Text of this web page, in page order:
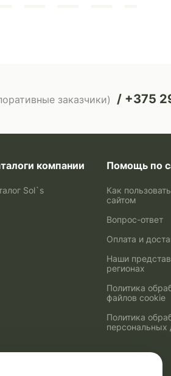
заказчики) +375
компании
Sol`s
Помощь по
Как
сайтом
Вопрос-ответ
Оплата и
Наши
регионах
Политика
файлов cookie
Политика
персональных